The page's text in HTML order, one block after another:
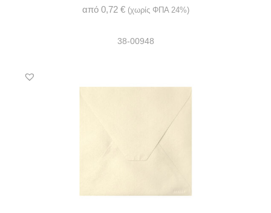
από 0,72 € (χωρίς ΦΠΑ 24%)
38-00948